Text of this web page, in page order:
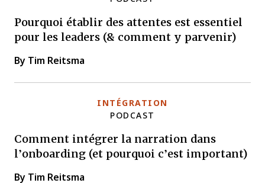
Pourquoi établir des attentes est essentiel
pour les leaders (& comment y parvenir)
By Tim Reitsma
INTÉGRATION
PODCAST
Comment intégrer la narration dans
l’onboarding (et pourquoi c’est important)
By Tim Reitsma